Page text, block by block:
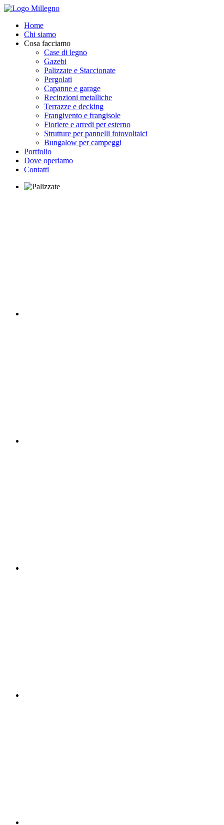
Home
Chi siamo
Cosa facciamo
Case di legno
Gazebi
Palizzate e Staccionate
Pergolati
Capanne e garage
Recinzioni metalliche
Terrazze e decking
Frangivento e frangisole
Fioriere e arredi per esterno
Strutture per pannelli fotovoltaici
Bungalow per campeggi
Portfolio
Dove operiamo
Contatti